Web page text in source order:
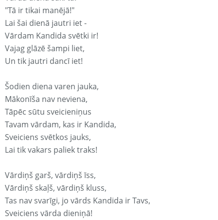
"Tā ir tikai manējā!"
Lai šai dienā jautri iet -
Vārdam Kandida svētki ir!
Vajag glāzē šampi liet,
Un tik jautri dancī iet!
Šodien diena varen jauka,
Mākonīša nav neviena,
Tāpēc sūtu sveicieniņus
Tavam vārdam, kas ir Kandida,
Sveiciens svētkos jauks,
Lai tik vakars paliek traks!
Vārdiņš garš, vārdiņš īss,
Vārdiņš skaļš, vārdiņš kluss,
Tas nav svarīgi, jo vārds Kandida ir Tavs,
Sveiciens vārda dieniņā!